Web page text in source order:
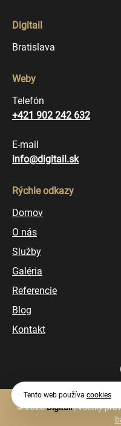
Digitail
Bratislava
Weby
Telefón
+421 902 242 632
E-mail
info@digitail.sk
Rýchle odkazy
Domov
O nás
Služby
Galéria
Referencie
Blog
Kontakt
© 2026Digitail| Všetky
Tento web používa cookies